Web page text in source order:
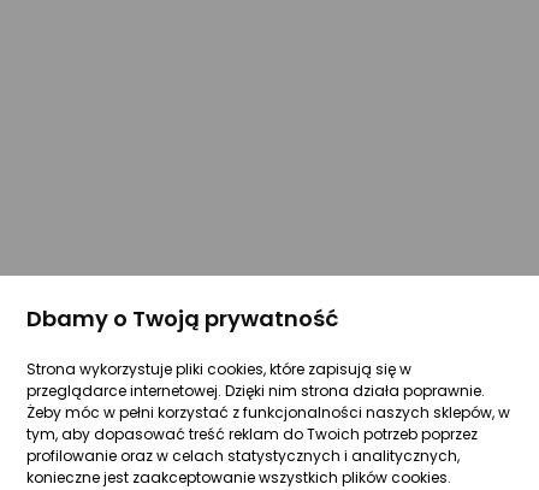
Dbamy o Twoją prywatność
Strona wykorzystuje pliki cookies, które zapisują się w
przeglądarce internetowej. Dzięki nim strona działa poprawnie.
Żeby móc w pełni korzystać z funkcjonalności naszych sklepów, w
tym, aby dopasować treść reklam do Twoich potrzeb poprzez
profilowanie oraz w celach statystycznych i analitycznych,
konieczne jest zaakceptowanie wszystkich plików cookies.